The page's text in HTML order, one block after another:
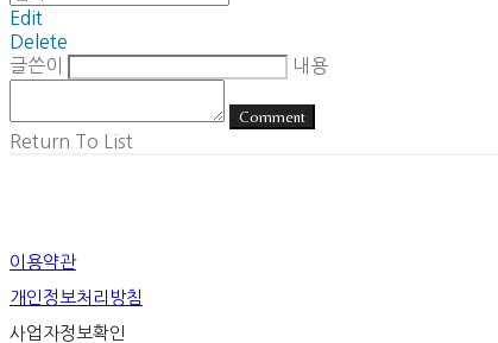
Edit
Delete
글쓴이
내용
Comment
Return To List
이용약관
개인정보처리방침
사업자정보확인